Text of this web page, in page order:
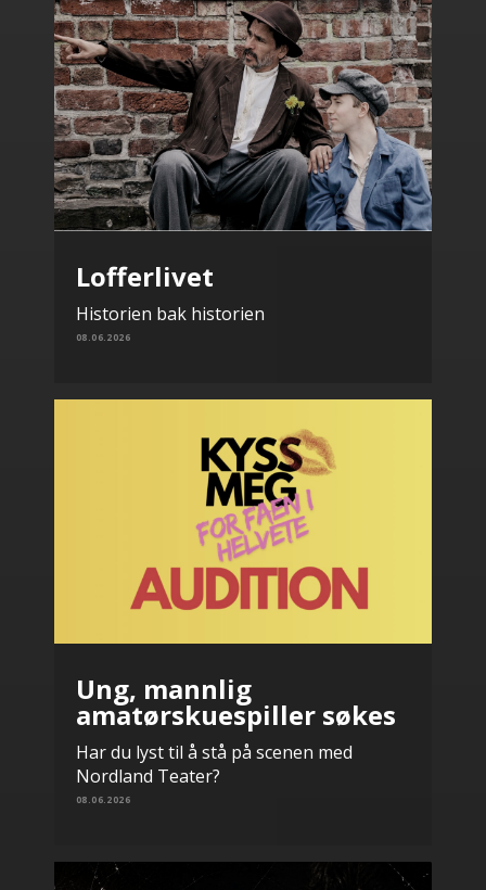
Lofferlivet
Historien bak historien
08.06.2026
Ung, mannlig
amatørskuespiller søkes
Har du lyst til å stå på scenen med
Nordland Teater?
08.06.2026